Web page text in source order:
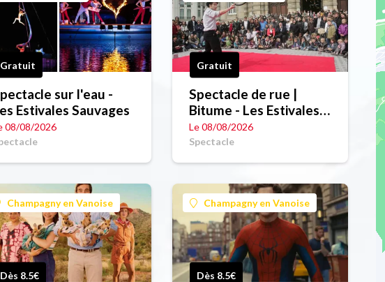
Gratuit
sur l'eau -
Estivales Sauvages
08/08/2026
Gratuit
Spectacle de rue |
Bitume - Les Estivales
Sauvages
Le 08/08/2026
Spectacle
Champagny en Vanoise
Dès 8.5€
Champagny en Vanoise
Dès 8.5€